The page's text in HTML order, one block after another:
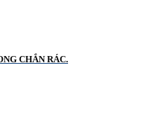
CHẮN RÁC.